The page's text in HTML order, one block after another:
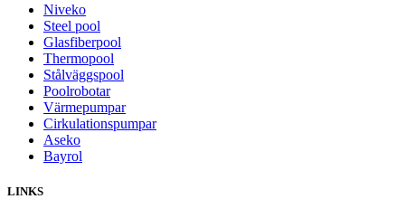
Niveko
Steel pool
Glasfiberpool
Thermopool
Stålväggspool
Poolrobotar
Värmepumpar
Cirkulationspumpar
Aseko
Bayrol
LINKS